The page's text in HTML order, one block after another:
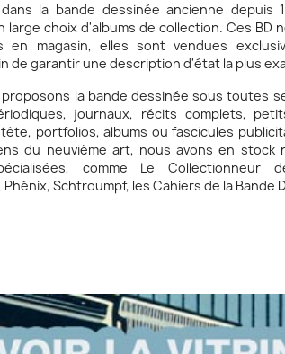
la bande dessinée ancienne depuis
large choix d'albums de collection. Ces BD
en magasin, elles sont vendues
de garantir une description d'état la plus
proposons la bande dessinée sous toutes
journaux, récits complets,
portfolios, albums ou fascicules
du neuvième art, nous avons en stock
comme Le Collectionneur
Phénix, Schtroumpf, les Cahiers de la Bande